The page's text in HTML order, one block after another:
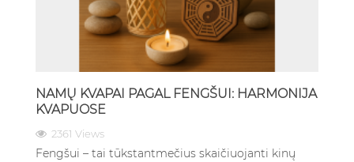
NAMŲ KVAPAI PAGAL FENGŠUI: HARMONIJA
KVAPUOSE
2361 Views
Fengšui – tai tūkstantmečius skaičiuojanti kinų